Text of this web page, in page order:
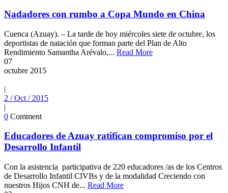
Nadadores con rumbo a Copa Mundo en China
Cuenca (Azuay). – La tarde de hoy miércoles siete de octubre, los
deportistas de natación que forman parte del Plan de Alto
Rendimiento Samantha Arévalo,... Read More
07
octubre 2015
|
2 / Oct / 2015
|
0 Comment
Educadores de Azuay ratifican compromiso por el
Desarrollo Infantil
Con la asistencia participativa de 220 educadores /as de los Centros
de Desarrollo Infantil CIVBs y de la modalidad Creciendo con
nuestros Hijos CNH de... Read More